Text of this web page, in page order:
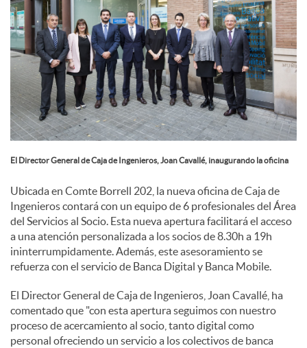
l
e
s
El Director General de Caja de Ingenieros, Joan Cavallé, inaugurando la oficina
Ubicada en Comte Borrell 202, la nueva oficina de Caja de
Ingenieros contará con un equipo de 6 profesionales del Área
del Servicios al Socio. Esta nueva apertura facilitará el acceso
a una atención personalizada a los socios de 8.30h a 19h
ininterrumpidamente. Además, este asesoramiento se
refuerza con el servicio de Banca Digital y Banca Mobile.
El Director General de Caja de Ingenieros, Joan Cavallé, ha
comentado que "con esta apertura seguimos con nuestro
proceso de acercamiento al socio, tanto digital como
personal ofreciendo un servicio a los colectivos de banca